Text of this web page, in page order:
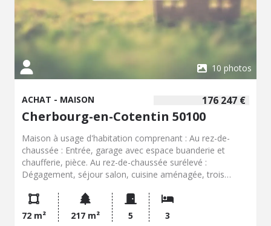
10 photos
176 247 €
ACHAT - MAISON
Cherbourg-en-Cotentin 50100
Maison à usage d'habitation comprenant : Au rez-de-
chaussée : Entrée, garage avec espace buanderie et
chaufferie, pièce. Au rez-de-chaussée surélevé :
Dégagement, séjour salon, cuisine aménagée, trois
: Jardin
72 m²
217 m² 5 3